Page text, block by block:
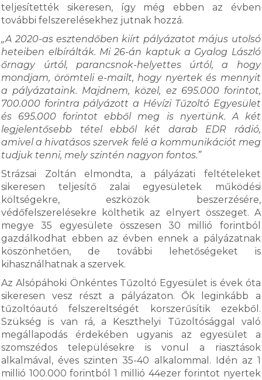
teljesítették sikeresen, így még ebben az évben
további felszerelésekhez jutnak hozzá.
„A 2020-as esztendőben kiírt pályázatot május utolsó
heteiben elbírálták. Mi 26-án kaptuk a Gyalog László
őrnagy úrtól, parancsnok-helyettes úrtól, a hogy
mondjam, örömteli e-mailt, hogy nyertek és mennyit
a pályázataink. Majdnem, közel, ez 695.000 forintot,
700.000 forintra pályázott a Hévízi Tűzoltó Egyesület
és 695.000 forintot ebből meg is nyertünk. A két
legjelentősebb tétel ebből két darab EDR rádió,
amivel a hivatásos szervek felé a kommunikációt meg
tudjuk tenni, mely szintén nagyon fontos.”
Strázsai Zoltán elmondta, a pályázati feltételeket
sikeresen teljesítő zalai egyesületek működési
költségekre, eszközök beszerzésére,
védőfelszerelésekre költhetik az elnyert összeget. A
megye 35 egyesülete összesen 30 millió forintból
gazdálkodhat ebben az évben ennek a pályázatnak
köszönhetően, de további lehetőségeket is
kihasználhatnak a szervek.
Az Alsópáhoki Önkéntes Tűzoltó Egyesület is évek óta
sikeresen vesz részt a pályázaton. Ők leginkább a
tűzoltóautó felszereltségét korszerűsítik ezekből.
Szükség is van rá, a Keszthelyi Tűzoltósággal való
megállapodás érdekében ugyanis az egyesület a
szomszédos településekre is vonul a riasztások
alkalmával, éves szinten 35-40 alkalommal. Idén az 1
millió 100.000 forintból 1 millió 44ezer forintot nyertek